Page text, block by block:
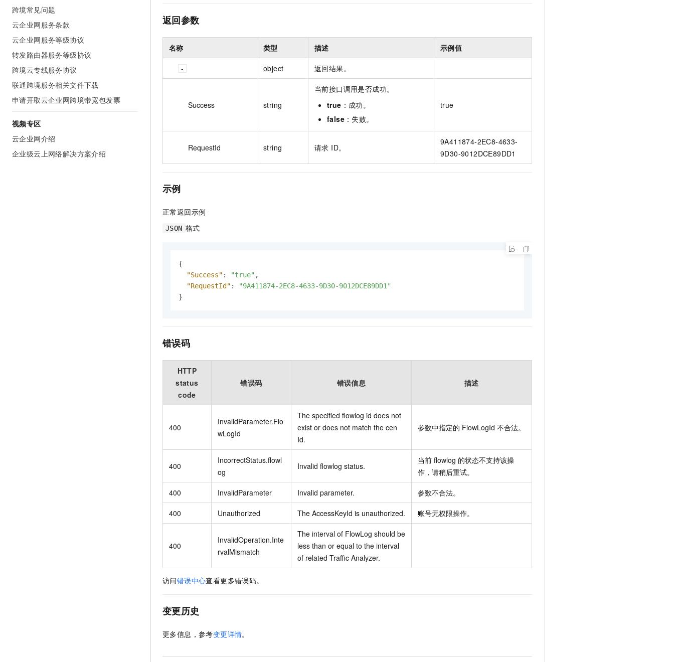
跨境常见问题
云企业网服务条款
云企业网服务等级协议
转发路由器服务等级协议
跨境云专线服务协议
联通跨境服务相关文件下载
申请开取云企业网跨境带宽包发票
视频专区
云企业网介绍
企业级云上网络解决方案介绍
返回参数
名称 类型 描述 示例值
object 返回结果。
Success string
当前接口调用是否成功。
true ：成功。
false ：失败。
true
RequestId string 请求 ID。
9A411874-2EC8-4633-
9D30-9012DCE89DD1
示例
正常返回示例
JSON 格式
{
"Success" : "true" ,
"RequestId" :
"9A411874-2EC8-4633-9D30-9012DCE89DD1"
}
错误码
HTTP
status
code
错误码 错误信息 描述
400
InvalidParameter.Flo
wLogId
The specified flowlog id does not
exist or does not match the cen
Id.
参数中指定的 FlowLogId 不合法。
400
IncorrectStatus.flowl
og
Invalid flowlog status.
当前 flowlog 的状态不支持该操
作，请稍后重试。
400 InvalidParameter Invalid parameter. 参数不合法。
400 Unauthorized The AccessKeyId is unauthorized. 账号无权限操作。
400
InvalidOperation.Inte
rvalMismatch
The interval of FlowLog should be
less than or equal to the interval
of related Traffic Analyzer.
访问错误中心查看更多错误码。
变更历史
更多信息，参考变更详情。